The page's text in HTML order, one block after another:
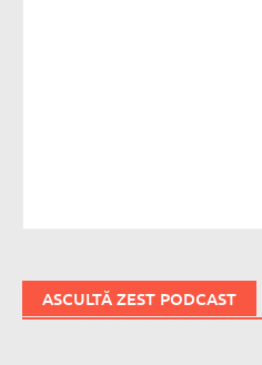
ASCULTĂ ZEST PODCAST